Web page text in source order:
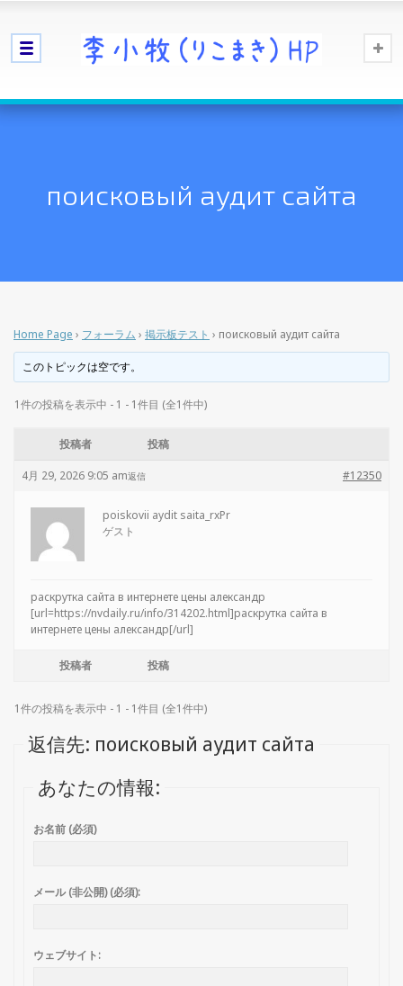
поисковый аудит сайта
Home Page › フォーラム › 掲示板テスト › поисковый аудит сайта
このトピックは空です。
1件の投稿を表示中 - 1 - 1件目 (全1件中)
投稿者 投稿
4月 29, 2026 9:05 am #12350
返信
poiskovii aydit saita_rxPr
ゲスト
раскрутка сайта в интернете цены александр
[url=https://nvdaily.ru/info/314202.html]раскрутка сайта в
интернете цены александр[/url]
投稿者 投稿
1件の投稿を表示中 - 1 - 1件目 (全1件中)
返信先: поисковый аудит сайта
あなたの情報:
お名前 (必須)
メール (非公開) (必須):
ウェブサイト: